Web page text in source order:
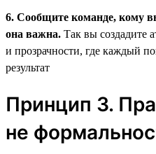
6. Сообщите команде, кому
она важна. Так вы создадите
и прозрачности, где каждый
результат
Принцип 3.
не